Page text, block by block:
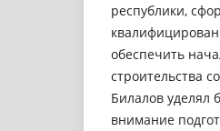
республики,
обеспечить
строительства
Билалов уделял
внимание